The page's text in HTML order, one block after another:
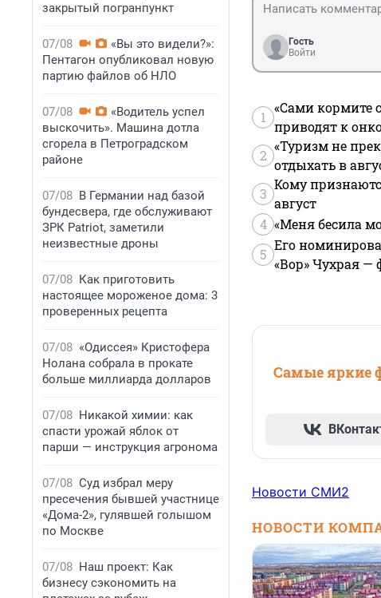
закрытый погранпункт
07/08
«Вы это видели?»:
Пентагон опубликовал новую
партию файлов об НЛО
07/08
«Водитель успел
выскочить». Машина дотла
сгорела в Петроградском
районе
07/08 В Германии над базой
бундесвера, где обслуживают
ЗРК Patriot, заметили
неизвестные дроны
07/08 Как приготовить
настоящее мороженое дома: 3
проверенных рецепта
07/08 «Одиссея» Кристофера
Нолана собрала в прокате
больше миллиарда долларов
07/08 Никакой химии: как
спасти урожай яблок от
парши — инструкция агронома
07/08 Суд избрал меру
пресечения бывшей участнице
«Дома-2», гулявшей голышом
по Москве
07/08 Наш проект: Как
бизнесу сэкономить на
Гость
Войти
1
«Сами кормите
приводят к
2
«Туризм не
отдыхать в
3
Кому
август
4 «Меня бесила
5
Его
«Вор» Чухрая —
Самые яркие
Новости СМИ2
НОВОСТИ